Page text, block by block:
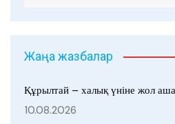
Жаңа жазбалар
Құрылтай – халық үніне жол
10.08.2026